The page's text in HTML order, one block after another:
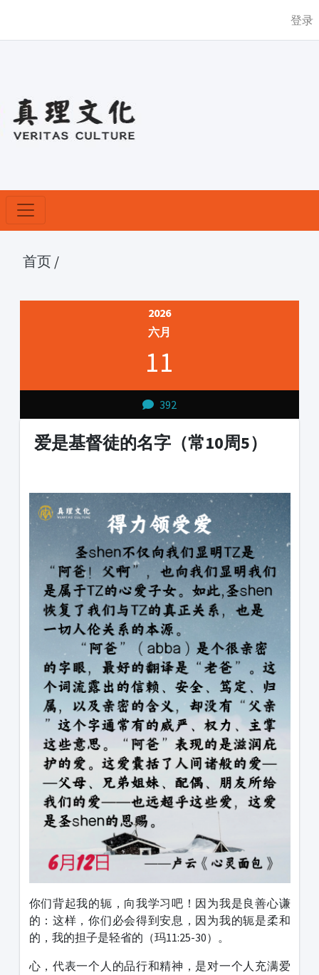
登录
首页 /
2026
六月
11
392
爱是基督徒的名字（常10周5）
你们背起我的轭，向我学习吧！因为我是良善心谦
的：这样，你们必会得到安息，因为我的轭是柔和
的，我的担子是轻省的（玛11:25-30）。
心，代表一个人的品行和精神，是对一个人充满爱